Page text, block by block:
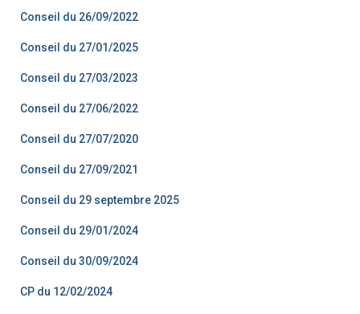
Conseil du 26/09/2022
Conseil du 27/01/2025
Conseil du 27/03/2023
Conseil du 27/06/2022
Conseil du 27/07/2020
Conseil du 27/09/2021
Conseil du 29 septembre 2025
Conseil du 29/01/2024
Conseil du 30/09/2024
CP du 12/02/2024